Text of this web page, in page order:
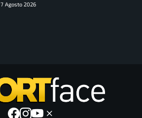
7 Agosto 2026